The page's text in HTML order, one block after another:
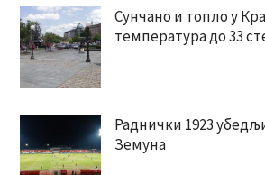
Сунчано и топло у
температура до 33
Раднички 1923
Земуна